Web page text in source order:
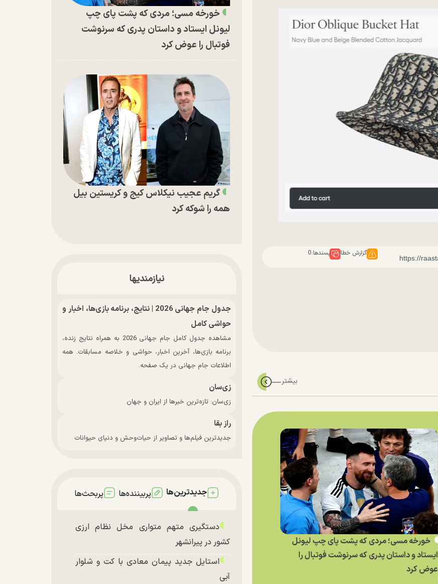
گزارش خطا پسندها:0
خورخه مسی؛ مردی که پشت پای چپ لیونل
ایستاد و داستان پدری که سرنوشت فوتبال را
عوض کرد
خورخه مسی؛ مردی که پشت پای چپ
لیونل ایستاد و داستان پدری که سرنوشت
فوتبال را عوض کرد
گریم عجیب نیکلاس کیج و کریستین بیل
همه را شوکه کرد
نیازمندیها
جدول جام جهانی 2026 | نتایج، برنامه بازی‌ها، اخبار و
حواشی کامل
مشاهده جدول کامل جام جهانی 2026 به همراه نتایج زنده،
برنامه بازی‌ها، آخرین اخبار، حواشی و خلاصه مسابقات. همه
اطلاعات جام جهانی در یک صفحه.
زی‌سان
زی‌سان: تازه‌ترین خبرها از ایران و جهان
راز بقا
جدیدترین فیلم‌ها و تصاویر از حیات‌وحش و دنیای حیوانات
جدیدترین‌ها پربیننده‌ها پربحث‌ها
دستگیری متهم متواری مخل نظام ارزی
کشور در پیرانشهر
استایل جدید پیمان معادی با کت و شلوار
آبی